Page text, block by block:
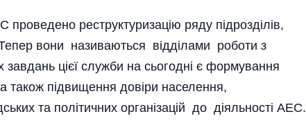
проведено реструктуризацію ряду підрозділів,
вони називаються відділами роботи з
цієї служби на сьогодні є формування
також підвищення довіри населення,
та політичних організацій до діяльності АЕС.